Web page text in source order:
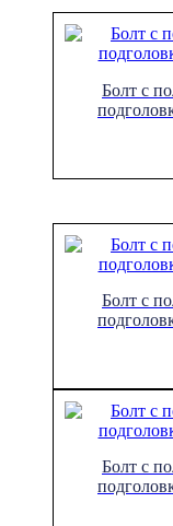
Болт с
Болт с
Болт с